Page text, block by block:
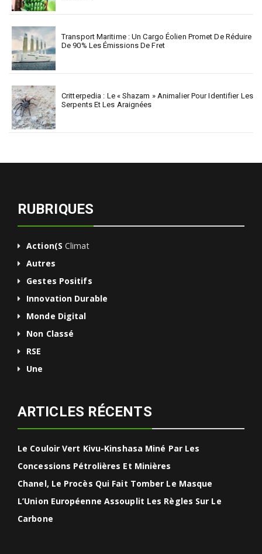
Transport Maritime : Un Cargo Éolien Promet De Réduire
De 90% Les Émissions De Fret
Critterpedia : Le « Shazam » Animalier Pour Identifier Les
Serpents Et Les Araignées
RUBRIQUES
Action(s Climat
Autres
Gestes Positifs
Innovation Durable
Monde Digital
Non Classé
RSE
Une
ARTICLES RÉCENTS
Le Couloir Vert Kivu-Kinshasa Miné Par Les
Concessions Pétrolières Et Minières
Chanel, Le Procès Qui Fait Tomber Le Masque
L’Union Européenne Assouplit Les Règles Sur Le
Carbone